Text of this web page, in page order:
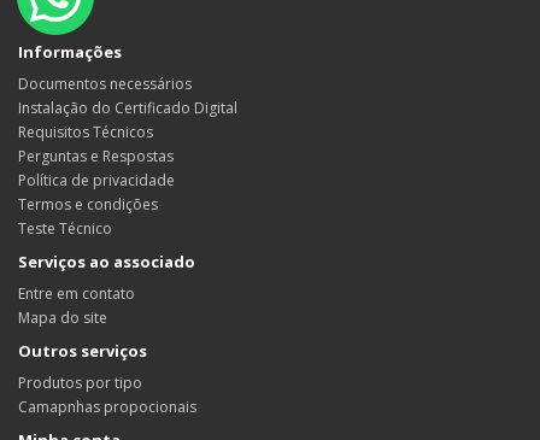
Informações
Documentos necessários
Instalação do Certificado Digital
Requisitos Técnicos
Perguntas e Respostas
Política de privacidade
Termos e condições
Teste Técnico
Serviços ao associado
Entre em contato
Mapa do site
Outros serviços
Produtos por tipo
Camapnhas propocionais